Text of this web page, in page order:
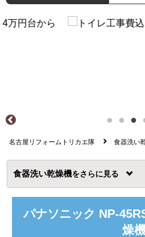
名古屋リフォームトリカエ隊 食器洗い
食器洗い乾燥機を
パナソニック NP-
燥